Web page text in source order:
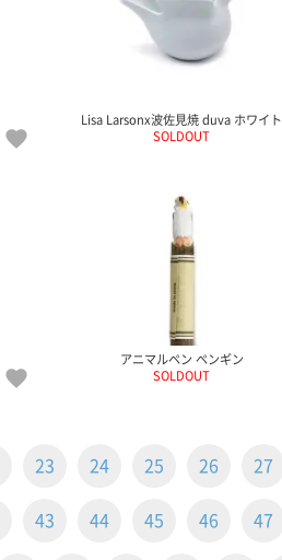
Lisa Larsonx波佐見焼 duva ホワイト
SOLDOUT
アニマルペン ペンギン
SOLDOUT
23 24 25 26 27
43 44 45 46 47